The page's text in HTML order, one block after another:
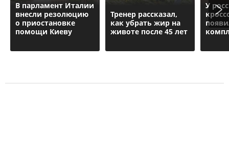
В парламент Италии
внесли резолюцию
о приостановке
помощи Киеву
Тренер рассказал,
как убрать жир на
животе после 45 лет
У